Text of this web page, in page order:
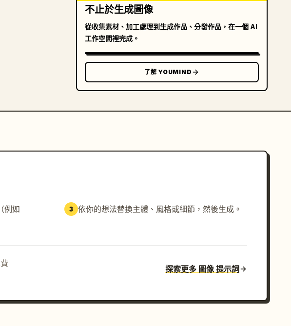
不止於生成圖像
從收集素材、加工處理到生成作品、分發作品，在一個 AI
工作空間裡完成。
了解 YOUMIND
例如
3 依你的想法替換主體、風格或細節，然後生成。
探索更多 圖像 提示詞